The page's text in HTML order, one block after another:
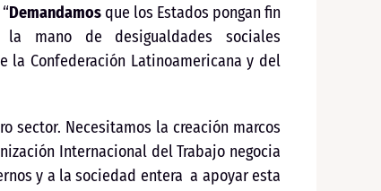
Demandamos que los Estados pongan fin
mano de desigualdades sociales
la Confederación Latinoamericana y del
sector. Necesitamos la creación marcos
Internacional del Trabajo negocia
y a la sociedad entera a apoyar esta